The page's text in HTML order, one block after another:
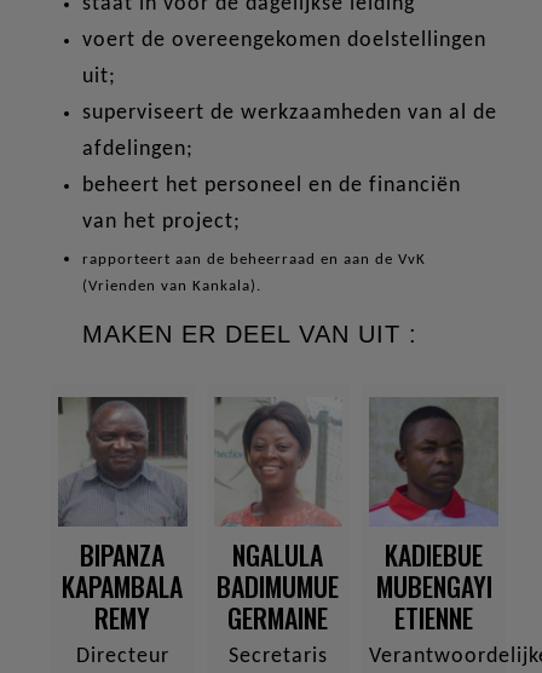
staat in voor de dagelijkse leiding
voert de overeengekomen doelstellingen
uit;
superviseert de werkzaamheden van al de
afdelingen;
beheert het personeel en de financiën
van het project;
rapporteert aan de beheerraad en aan de VvK
(Vrienden van Kankala).
MAKEN ER DEEL VAN UIT :
BIPANZA
KAPAMBALA
REMY
Directeur
NGALULA
BADIMUMUE
GERMAINE
Secretaris
KADIEBUE
MUBENGAYI
ETIENNE